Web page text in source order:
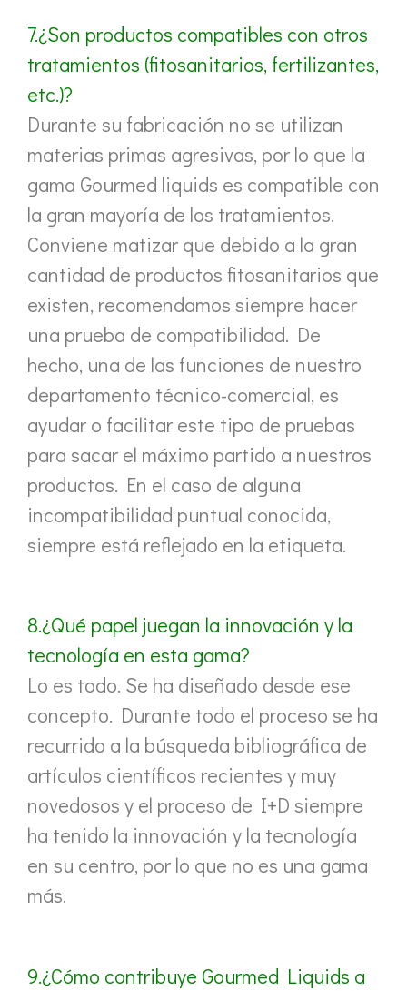
7.¿Son productos compatibles con otros
tratamientos (fitosanitarios, fertilizantes,
etc.)?
Durante su fabricación no se utilizan
materias primas agresivas, por lo que la
gama Gourmed liquids es compatible con
la gran mayoría de los tratamientos.
Conviene matizar que debido a la gran
cantidad de productos fitosanitarios que
existen, recomendamos siempre hacer
una prueba de compatibilidad. De
hecho, una de las funciones de nuestro
departamento técnico-comercial, es
ayudar o facilitar este tipo de pruebas
para sacar el máximo partido a nuestros
productos. En el caso de alguna
incompatibilidad puntual conocida,
siempre está reflejado en la etiqueta.
8.¿Qué papel juegan la innovación y la
tecnología en esta gama?
Lo es todo. Se ha diseñado desde ese
concepto. Durante todo el proceso se ha
recurrido a la búsqueda bibliográfica de
artículos científicos recientes y muy
novedosos y el proceso de I+D siempre
ha tenido la innovación y la tecnología
en su centro, por lo que no es una gama
más.
9.¿Cómo contribuye Gourmed Liquids a